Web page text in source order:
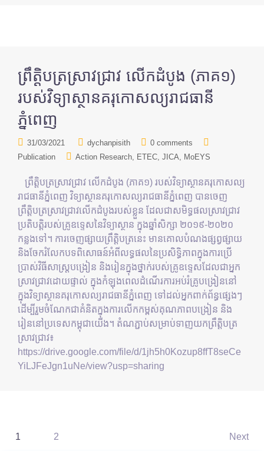
ព្រឹត្តិបត្រស្រាវជ្រាវ លើកដំបូង (ភាគ១)
របស់វិទ្យាស្ថានគរុកោសល្យរាជធានី
ភ្នំពេញ
31/03/2021 dychanpisith
0 comments
Publication
Action Research ETEC JICA MoEYS
ព្រឹត្តិបត្រស្រាវជ្រាវ លើកដំបូង (ភាគ១) របស់វិទ្យាស្ថានគរុកោសល្យ
រាជធានីភ្នំពេញ វិទ្យាស្ថានគរុកោសល្យរាជធានីភ្នំពេញ បានចេញ
ព្រឹត្តិបត្រស្រាវជ្រាវលើកដំបូងរបស់ខ្លួន ដែលជាសមិទ្ធផលស្រាវជ្រាវ
ប្រតិបត្តិរបស់គ្រូឧទ្ទេសនៃវិទ្យាស្ថាន ក្នុងឆ្នាំសិក្សា ២០១៩-២០២០
កន្លងទៅ។ ការចេញផ្សាយព្រឹត្តិបត្រនេះ មានគោលបំណងផ្សព្វផ្សាយ
និងចែករំលែកបទពិសោធន៍អំពីលទ្ធផលនៃប្រសិទ្ធិភាពក្នុងការប្រើ
ប្រាស់វិធីសាស្រ្តបង្រៀន និងរៀនក្នុងថ្នាក់របស់គ្រូឧទ្ទេសដែលជាអ្នក
ស្រាវជ្រាវដោយផ្ទាល់ ក្នុងកំឡុងពេលដំណើរការអប់រំគ្រូបង្រៀននៅ
ក្នុងវិទ្យាស្ថានគរុកោសល្យរាជធានីភ្នំពេញ ទៅដល់អ្នកពាក់ព័ន្ធផ្សេងៗ
ដើម្បីរួមចំណែកជាគំនិតក្នុងការលើកកម្ពស់គុណភាពបង្រៀន និង
រៀននៅប្រទេសកម្ពុជាយើង។ តំណភ្ជាប់សម្រាប់ទាញយកព្រឹត្តិបត្រ
ស្រាវជ្រាវ៖
https://drive.google.com/file/d/1jh5h0Kozup8ffT8seCe
YiLJFeJgn1uNe/view?usp=sharing
1 2 Next